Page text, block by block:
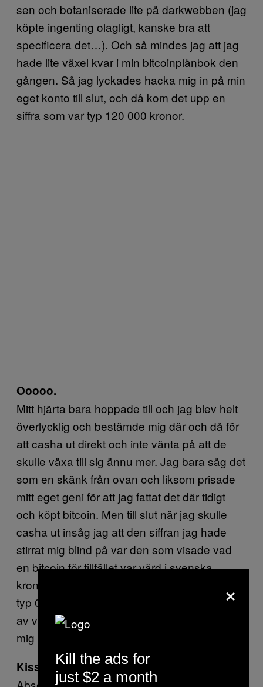
sen och botaniserade lite på darkwebben (jag
köpte ingenting olagligt, kanske bra att
specificera det…). Och så mindes jag att jag
hade lite växel kvar i min bitcoinplånbok den
gången. Så jag lyckades hacka mig in på min
eget konto till slut, och då kom det upp en
siffra som var typ 120 000 kronor.
Ooooo.
Mitt hjärta bara hoppade till och jag blev helt
överlycklig och bestämde mig där och då för
att casha ut direkt och inte vänta på att de
skulle växa till sig ännu mer. Jag bara såg det
som en skänk från ovan och liksom prisade
mitt eget geni för att jag fattat det där tidigt
och köpt bitcoin. Men till slut när jag skulle
casha ut insåg jag att den siffran jag hade
stirrat mig blind på var den som visade vad
en bitcoin för tillfället var värd i svenska
kronor, medan det jag faktiskt hade kvar var
typ 0,0003 bitcoin. Och jag bara översköljdes
av värsta skamvågen. Men nu grämer jag
mig inte så mycket för det.
Kissa i duschen – ja eller nej?
×
Kill the ads for
just $2 a month